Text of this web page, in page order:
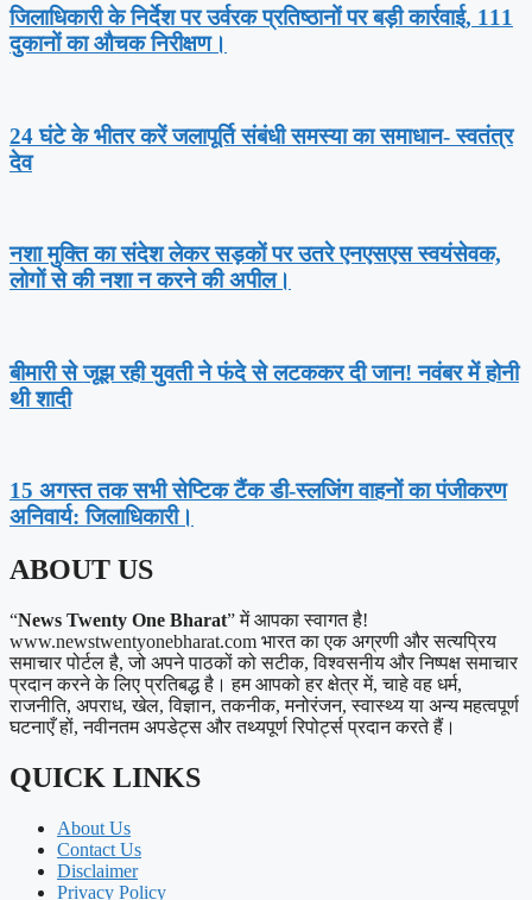
जिलाधिकारी के निर्देश पर उर्वरक प्रतिष्ठानों पर बड़ी कार्रवाई, 111
दुकानों का औचक निरीक्षण।
24 घंटे के भीतर करें जलापूर्ति संबंधी समस्या का समाधान- स्वतंत्र
देव
नशा मुक्ति का संदेश लेकर सड़कों पर उतरे एनएसएस स्वयंसेवक,
लोगों से की नशा न करने की अपील।
बीमारी से जूझ रही युवती ने फंदे से लटककर दी जान! नवंबर में होनी
थी शादी
15 अगस्त तक सभी सेप्टिक टैंक डी-स्लजिंग वाहनों का पंजीकरण
अनिवार्य: जिलाधिकारी।
ABOUT US
“News Twenty One Bharat” में आपका स्वागत है!
www.newstwentyonebharat.com भारत का एक अग्रणी और सत्यप्रिय
समाचार पोर्टल है, जो अपने पाठकों को सटीक, विश्वसनीय और निष्पक्ष समाचार
प्रदान करने के लिए प्रतिबद्ध है। हम आपको हर क्षेत्र में, चाहे वह धर्म,
राजनीति, अपराध, खेल, विज्ञान, तकनीक, मनोरंजन, स्वास्थ्य या अन्य महत्वपूर्ण
घटनाएँ हों, नवीनतम अपडेट्स और तथ्यपूर्ण रिपोर्ट्स प्रदान करते हैं।
QUICK LINKS
About Us
Contact Us
Disclaimer
Privacy Policy